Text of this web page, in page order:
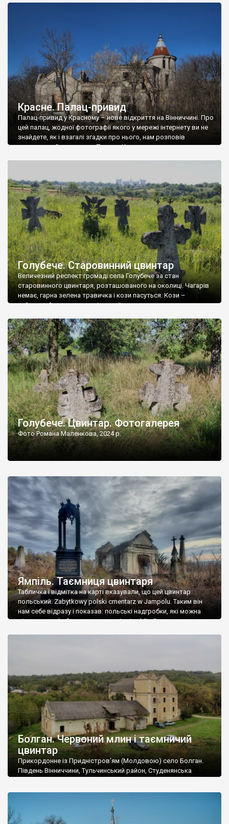
Красне. Палац-привид
Палац-привид у Красному – нове відкриття на Вінниччині. Про
цей палац, жодної фотографії якого у мережі інтернету ви не
знайдете, як і взагалі згадки про нього, нам розповів
мешканець Самгородка. Палац у Красному вразив не лише
Голубече. Старовинний цвинтар
Величезний респект громаді села Голубече за стан
старовинного цвинтаря, розташованого на околиці. Чагарів
немає, гарна зелена травичка і кози пасуться. Кози –
найкращий регулятор шкідливої, для старих кладовищ,
бруньками, кози ті бруньки обгризають, бо то улюблений
делікатес. На цвинтарі у Голубечому ціла колекція
різноманітних форм хрестів. Село відносно невелике, […]
Голубече. Цвинтар. Фотогалерея
Фото Романа Маленкова, 2024 р.
Ямпіль. Таємниця цвинтаря
Табличка і відмітка на карті вказували, що цей цвинтар
польський. Zabytkowy polski cmentarz w Jampolu. Таким він
нам себе відразу і показав: польські надгробки, які можна
віднести до фабричних, польські епітафії… Загалом цвинтар
Болган. Червоний млин і таємничий
цвинтар
Прикордонне із Придністров’ям (Молдовою) село Болган.
Південь Вінниччини, Тульчинський район, Студенянська
старовинний цвинтар із кам’яними хрестами. Всі епітафії, які
збереглися, написані кирилицею, церковнослов’янською
мовою. За всіма традиційними ознаками – цвинтар